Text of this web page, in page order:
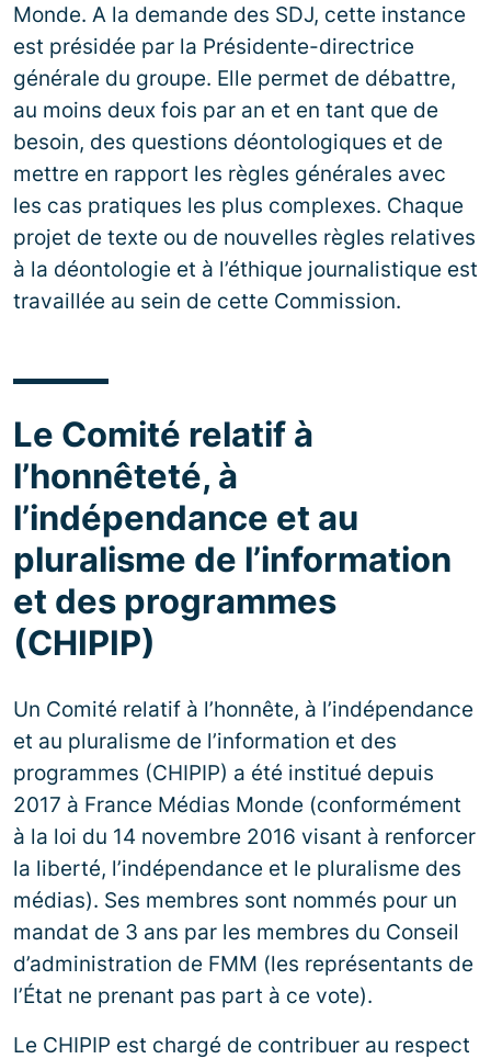
Monde. A la demande des SDJ, cette instance
est présidée par la Présidente-directrice
générale du groupe. Elle permet de débattre,
au moins deux fois par an et en tant que de
besoin, des questions déontologiques et de
mettre en rapport les règles générales avec
les cas pratiques les plus complexes. Chaque
projet de texte ou de nouvelles règles relatives
à la déontologie et à l’éthique journalistique est
travaillée au sein de cette Commission.
Le Comité relatif à
l’honnêteté, à
l’indépendance et au
pluralisme de l’information
et des programmes
(CHIPIP)
Un Comité relatif à l’honnête, à l’indépendance
et au pluralisme de l’information et des
programmes (CHIPIP) a été institué depuis
2017 à France Médias Monde (conformément
à la loi du 14 novembre 2016 visant à renforcer
la liberté, l’indépendance et le pluralisme des
médias). Ses membres sont nommés pour un
mandat de 3 ans par les membres du Conseil
d’administration de FMM (les représentants de
l’État ne prenant pas part à ce vote).
Le CHIPIP est chargé de contribuer au respect